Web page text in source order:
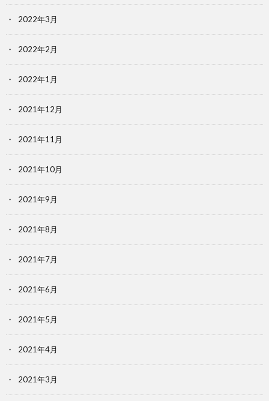
2022年3月
2022年2月
2022年1月
2021年12月
2021年11月
2021年10月
2021年9月
2021年8月
2021年7月
2021年6月
2021年5月
2021年4月
2021年3月